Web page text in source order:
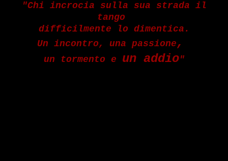
"Chi incrocia sulla sua strada il
tango
difficilmente lo dimentica.
Un incontro,
una passione,
un tormento e un addio"